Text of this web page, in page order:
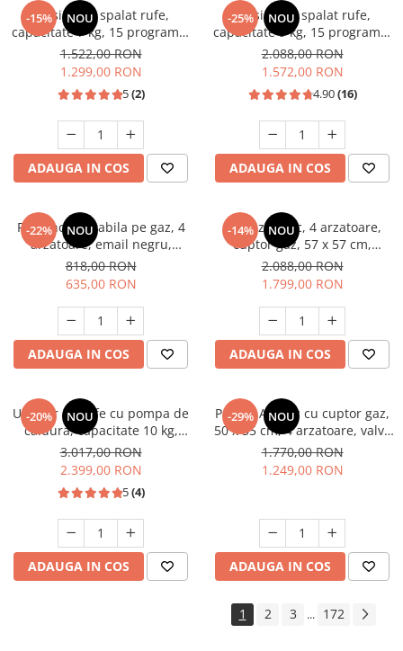
Zootehnie
Foarfeci tuns oi
Incubatoare oua
-15% NOU
Masina de spalat rufe,
capacitate 7 kg, 15 programe,
afisaj LED, 1200 Rpm, alb,
HEINNER
1.522,00 RON
1.299,00 RON
5(2)
ADAUGA IN COS
-25% NOU
Masina de spalat rufe,
capacitate 9 kg, 15 programe,
1400 Rpm, clasa A, Slim,
motor Inverter, Samus WSLI-
9144
2.088,00 RON
1.572,00 RON
4.90(16)
ADAUGA IN COS
-22% NOU
Plita incorporabila pe gaz, 4
arzatoare, email negru,
gratare din fonta, aprindere
electrica, Samus
818,00 RON
635,00 RON
ADAUGA IN COS
-14% NOU
Aragaz rustic, 4 arzatoare,
cuptor gaz, 57 x 57 cm,
rotisor, grill, ventilatie,
aprindere electrica, gratare
fonta, negru + plita inox,
Studio Casa Marco
2.088,00 RON
1.799,00 RON
ADAUGA IN COS
-20% NOU
Uscator de rufe cu pompa de
caldura, capacitate 10 kg,
clasa A++, motor inverter, 14
programe, Heinner
3.017,00 RON
2.399,00 RON
5(4)
ADAUGA IN COS
-29% NOU
Pachet Aragaz cu cuptor gaz,
50 x 55 cm, 4 arzatoare, valva
siguranta, Hota traditionala, 2
motoare, 3 viteze, 299-
483m3/h, Alb, Studio Casa
1.770,00 RON
1.249,00 RON
ADAUGA IN COS
1 2 3 ... 172